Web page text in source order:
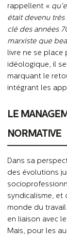
rappellent «
était devenu
clé des années
marxiste que
livre ne se
idéologique, il
marquant le
intégrant les
LE
NORMATIVE
Dans sa
des évolutions
syndicalisme, et
monde du
en liaison avec
Mais, pour les